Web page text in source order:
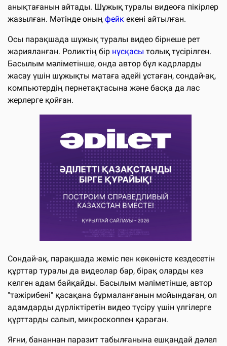
анықтағанын айтады. Шұжық туралы видеоға пікірлер
жазылған. Мәтінде оның фейк екені айтылған.
Осы парақшада шұжық туралы видео бірнеше рет
жарияланған. Роликтің бір нұсқасы толық түсірілген.
Басылым мәліметінше, онда автор бұл кадрларды
жасау үшін шұжықты матаға әдейі ұстаған, сондай-ақ,
компьютердің пернетақтасына және басқа да лас
жерлерге қойған.
Сондай-ақ, парақшада жеміс пен көкөністе кездесетін
құрттар туралы да видеолар бар, бірақ оларды кез
келген адам байқайды. Басылым мәліметінше, автор
"тәжірибені" қасақана бұрмаланғанын мойындаған, ол
адамдарды дүрліктіретін видео түсіру үшін үлгілерге
құрттарды салып, микроскоппен қараған.
Яғни, бананнан паразит табылғанына ешқандай дәлел